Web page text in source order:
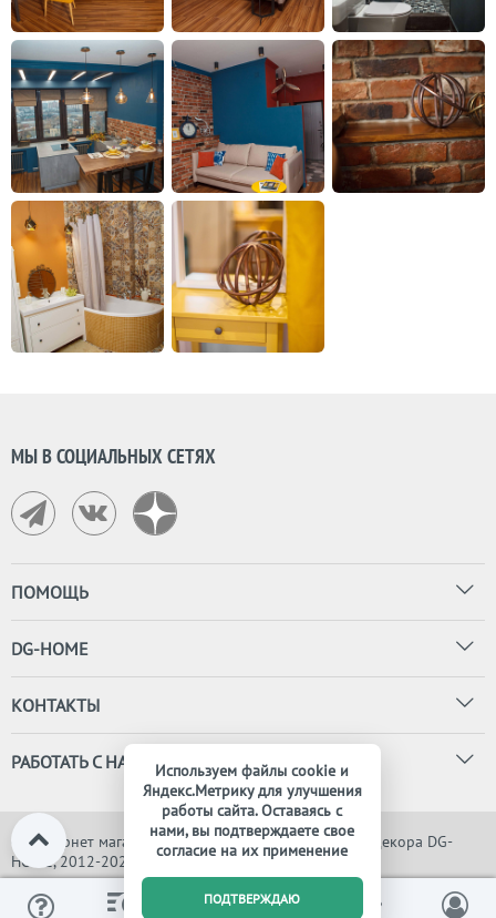
МЫ В СОЦИАЛЬНЫХ СЕТЯХ
ПОМОЩЬ
DG-HOME
КОНТАКТЫ
РАБОТАТЬ С НАМИ
© Интернет магазин дизайнерской мебели, света и декора DG-
HOME, 2012-2026. Все права защищены
0
Используем файлы cookie и
Яндекс.Метрику для улучшения
работы сайта. Оставаясь с
нами, вы подтверждаете свое
согласие на их применение
ПОДТВЕРЖДАЮ